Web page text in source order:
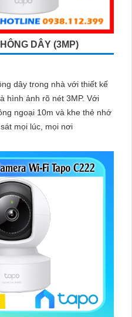
DÂY (3MP)
dây trong nhà với thiết kế
ảnh rõ nét 3MP. Với
ngoại 10m và khe thẻ nhớ
mọi lúc, mọi nơi